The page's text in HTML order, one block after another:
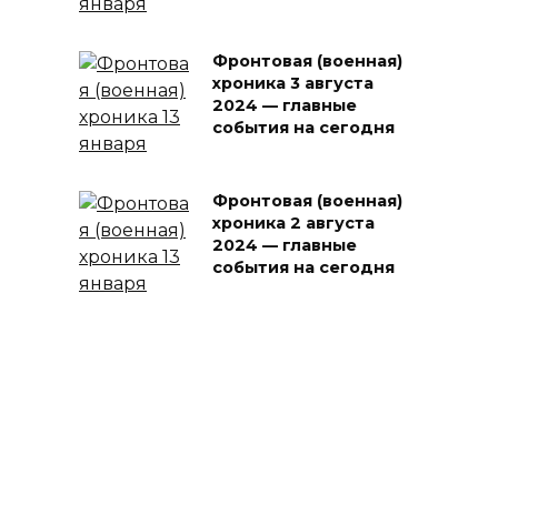
Фронтовая (военная)
хроника 3 августа
2024 — главные
события на сегодня
Фронтовая (военная)
хроника 2 августа
2024 — главные
события на сегодня